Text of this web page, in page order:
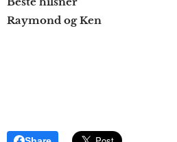
Raymond og Ken